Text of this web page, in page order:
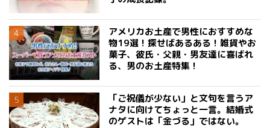
アメリカお土産で男性におすすめな
物19選！探せばあるある！雑貨やお
菓子、彼氏・父親・男友達に喜ばれ
る、男のお土産特集！
「ご祝儀が少ない」と文句を言うア
ナタに向けてちょっと一言。結婚式
のゲストは「金づる」ではない。